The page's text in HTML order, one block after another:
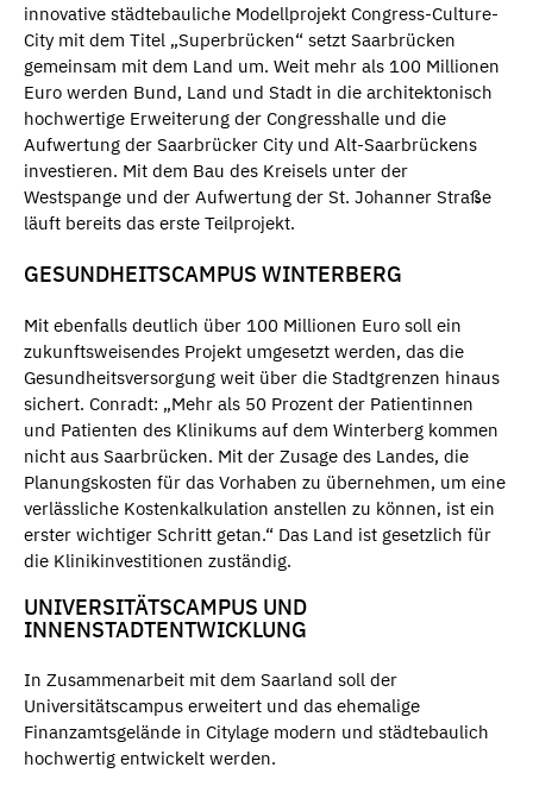
innovative städtebauliche Modellprojekt Congress-Culture-
City mit dem Titel „Superbrücken“ setzt Saarbrücken
gemeinsam mit dem Land um. Weit mehr als 100 Millionen
Euro werden Bund, Land und Stadt in die architektonisch
hochwertige Erweiterung der Congresshalle und die
Aufwertung der Saarbrücker City und Alt-Saarbrückens
investieren. Mit dem Bau des Kreisels unter der
Westspange und der Aufwertung der St. Johanner Straße
läuft bereits das erste Teilprojekt.
GESUNDHEITSCAMPUS WINTERBERG
Mit ebenfalls deutlich über 100 Millionen Euro soll ein
zukunftsweisendes Projekt umgesetzt werden, das die
Gesundheitsversorgung weit über die Stadtgrenzen hinaus
sichert. Conradt: „Mehr als 50 Prozent der Patientinnen
und Patienten des Klinikums auf dem Winterberg kommen
nicht aus Saarbrücken. Mit der Zusage des Landes, die
Planungskosten für das Vorhaben zu übernehmen, um eine
verlässliche Kostenkalkulation anstellen zu können, ist ein
erster wichtiger Schritt getan.“ Das Land ist gesetzlich für
die Klinikinvestitionen zuständig.
UNIVERSITÄTSCAMPUS UND
INNENSTADTENTWICKLUNG
In Zusammenarbeit mit dem Saarland soll der
Universitätscampus erweitert und das ehemalige
Finanzamtsgelände in Citylage modern und städtebaulich
hochwertig entwickelt werden.